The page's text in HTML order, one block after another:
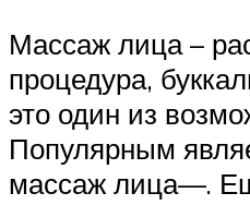
Массаж лица –
процедура,
это один из
Популярным
массаж лица—.